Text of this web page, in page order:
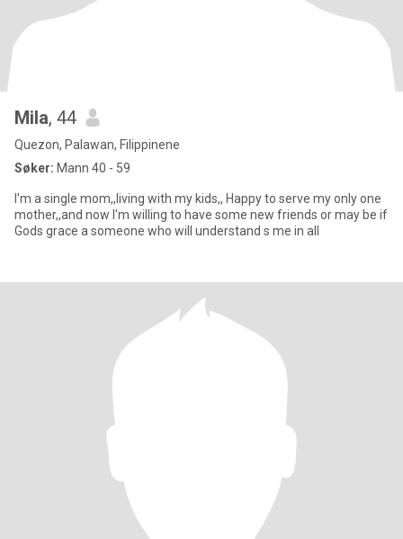
Mila, 44
Quezon, Palawan, Filippinene
Søker: Mann 40 - 59
I'm a single mom,,living with my kids,, Happy to serve my only one
mother,,and now I'm willing to have some new friends or may be if
Gods grace a someone who will understand s me in all